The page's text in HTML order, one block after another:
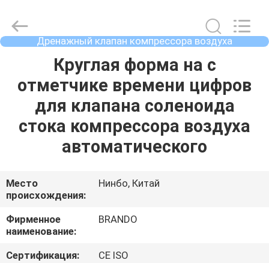
ДОМОЙ
ПРОДУКТЫ
ЭКСКУРСИЯ
ПО
ЗАВОДУ
All
Rights
Дренажный клапан компрессора воздуха
автоматический
Круглая форма на с
отметчике времени цифров
для клапана соленоида
стока компрессора воздуха
автоматического
Место
происхождения:
Нинбо, Китай
Фирменное
наименование:
BRANDO
Сертификация:
CE ISO